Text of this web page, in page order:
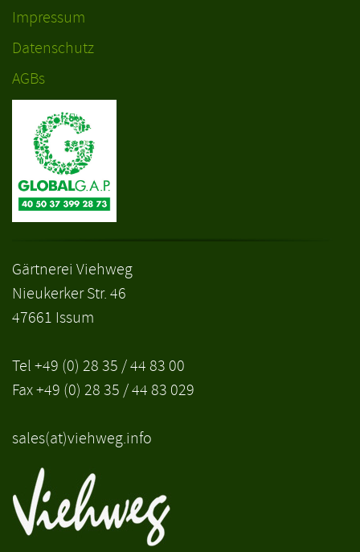
Impressum
Datenschutz
AGBs
Gärtnerei Viehweg
Nieukerker Str. 46
47661 Issum
Tel +49 (0) 28 35 / 44 83 00
Fax +49 (0) 28 35 / 44 83 029
sales(at)viehweg.info